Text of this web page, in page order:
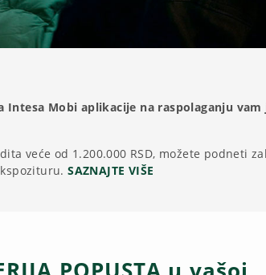
Intesa Mobi aplikacije na raspolaganju
veće od 1.200.000 RSD, možete
SAZNAJTE VIŠE